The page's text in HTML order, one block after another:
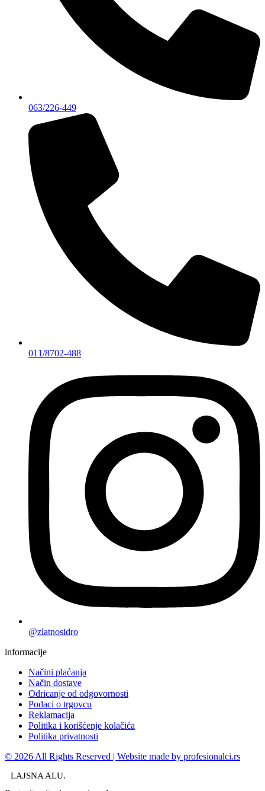
063/226-449
011/8702-488
@zlatnosidro
informacije
Načini plaćanja
Način dostave
Odricanje od odgovornosti
Podaci o trgovcu
Reklamacija
Politika i korišćenje kolačića
Politika privatnosti
© 2026 All Rights Reserved | Website made by profesionalci.rs
LAJSNA ALU.